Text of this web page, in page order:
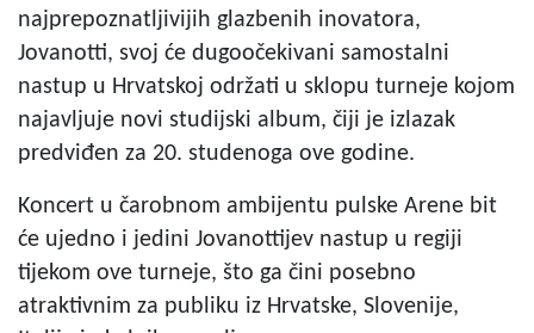
najprepoznatljivijih glazbenih inovatora,
Jovanotti, svoj će dugoočekivani samostalni
nastup u Hrvatskoj održati u sklopu turneje kojom
najavljuje novi studijski album, čiji je izlazak
predviđen za 20. studenoga ove godine.
Koncert u čarobnom ambijentu pulske Arene bit
će ujedno i jedini Jovanottijev nastup u regiji
tijekom ove turneje, što ga čini posebno
atraktivnim za publiku iz Hrvatske, Slovenije,